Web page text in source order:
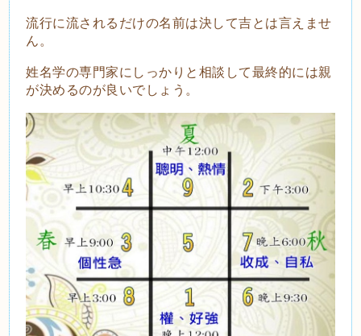
流行に流されるだけの名前は決して吉とは言えませ
ん。
姓名学の専門家にしっかりと相談して最終的には親
が決めるのが良いでしょう。